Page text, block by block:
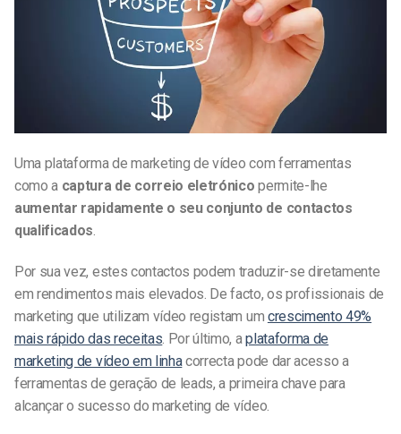
Uma plataforma de marketing de vídeo com ferramentas
como a captura de correio eletrónico permite-lhe
aumentar rapidamente o seu conjunto de contactos
qualificados.
Por sua vez, estes contactos podem traduzir-se diretamente
em rendimentos mais elevados. De facto, os profissionais de
marketing que utilizam vídeo registam um crescimento 49%
mais rápido das receitas. Por último, aplataforma de
marketing de vídeo em linhacorrecta pode dar acesso a
ferramentas de geração de leads, a primeira chave para
alcançar o sucesso do marketing de vídeo.